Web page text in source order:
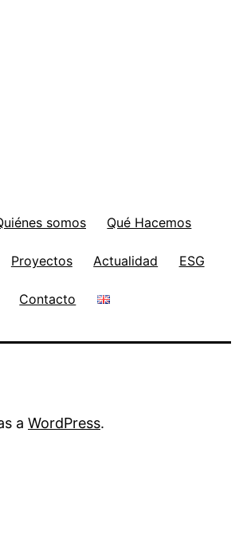
somos Qué Hacemos
Proyectos Actualidad ESG
Contacto
a WordPress.